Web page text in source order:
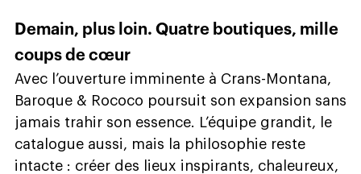
Demain, plus loin. Quatre boutiques, mille
coups de cœur
Avec l’ouverture imminente à Crans-Montana,
Baroque & Rococo poursuit son expansion sans
jamais trahir son essence. L’équipe grandit, le
catalogue aussi, mais la philosophie reste
intacte : créer des lieux inspirants, chaleureux,